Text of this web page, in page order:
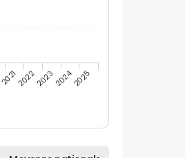
20212022202320242025